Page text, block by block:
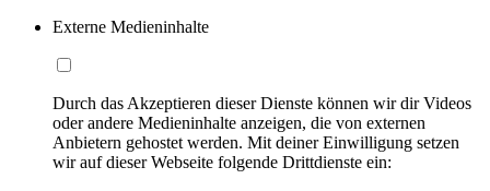
Externe Medieninhalte
Durch das Akzeptieren dieser Dienste können wir dir Videos
oder andere Medieninhalte anzeigen, die von externen
Anbietern gehostet werden. Mit deiner Einwilligung setzen
wir auf dieser Webseite folgende Drittdienste ein: